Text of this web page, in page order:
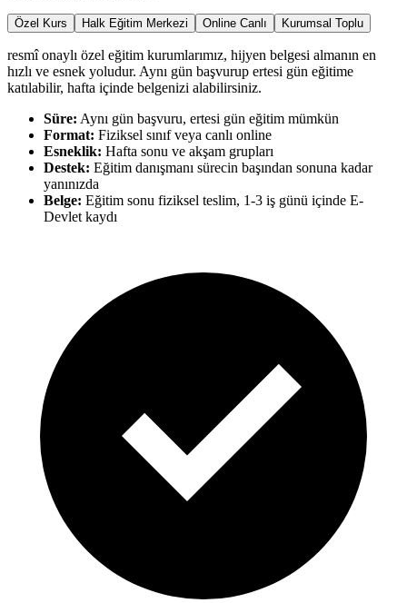
Özel Kurs Halk Eğitim Merkezi Online Canlı Kurumsal Toplu
resmî onaylı özel eğitim kurumlarımız, hijyen belgesi almanın en
hızlı ve esnek yoludur. Aynı gün başvurup ertesi gün eğitime
katılabilir, hafta içinde belgenizi alabilirsiniz.
Süre: Aynı gün başvuru, ertesi gün eğitim mümkün
Format: Fiziksel sınıf veya canlı online
Esneklik: Hafta sonu ve akşam grupları
Destek: Eğitim danışmanı sürecin başından sonuna kadar
yanınızda
Belge: Eğitim sonu fiziksel teslim, 1-3 iş günü içinde E-
Devlet kaydı